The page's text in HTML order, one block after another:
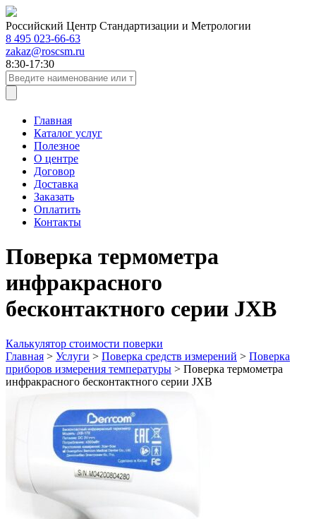
Российский Центр Стандартизации и Метрологии
8 495 023-66-63
zakaz@roscsm.ru
8:30-17:30
Главная
Каталог услуг
Полезное
О центре
Договор
Доставка
Заказать
Оплатить
Контакты
Поверка термометра
инфракрасного
бесконтактного серии JXB
Калькулятор стоимости поверки
Главная > Услуги > Поверка средств измерений > Поверка
приборов измерения температуры > Поверка термометра
инфракрасного бесконтактного серии JXB